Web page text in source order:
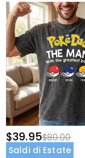
$39.95$80.00
Saldi di Estate